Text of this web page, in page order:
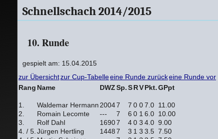
Schnellschach 2014/2015
10. Runde
gespielt am: 15.04.2015
zur Übersichtzur Cup-Tabelleeine Runde zurückeine Runde vor
Rang Name DWZSp.SRVPkt.GPpt
1. Waldemar Hermann 20047 7 0 07.0 11.00
2.
Romain Lecomte --- 7 6 0 1 6.0 10.00
3.
Rolf Dahl 16907 40 3 4.0 9.00
4. / 5. Jürgen Hertling 14487 3 1 3 3.5 7.50